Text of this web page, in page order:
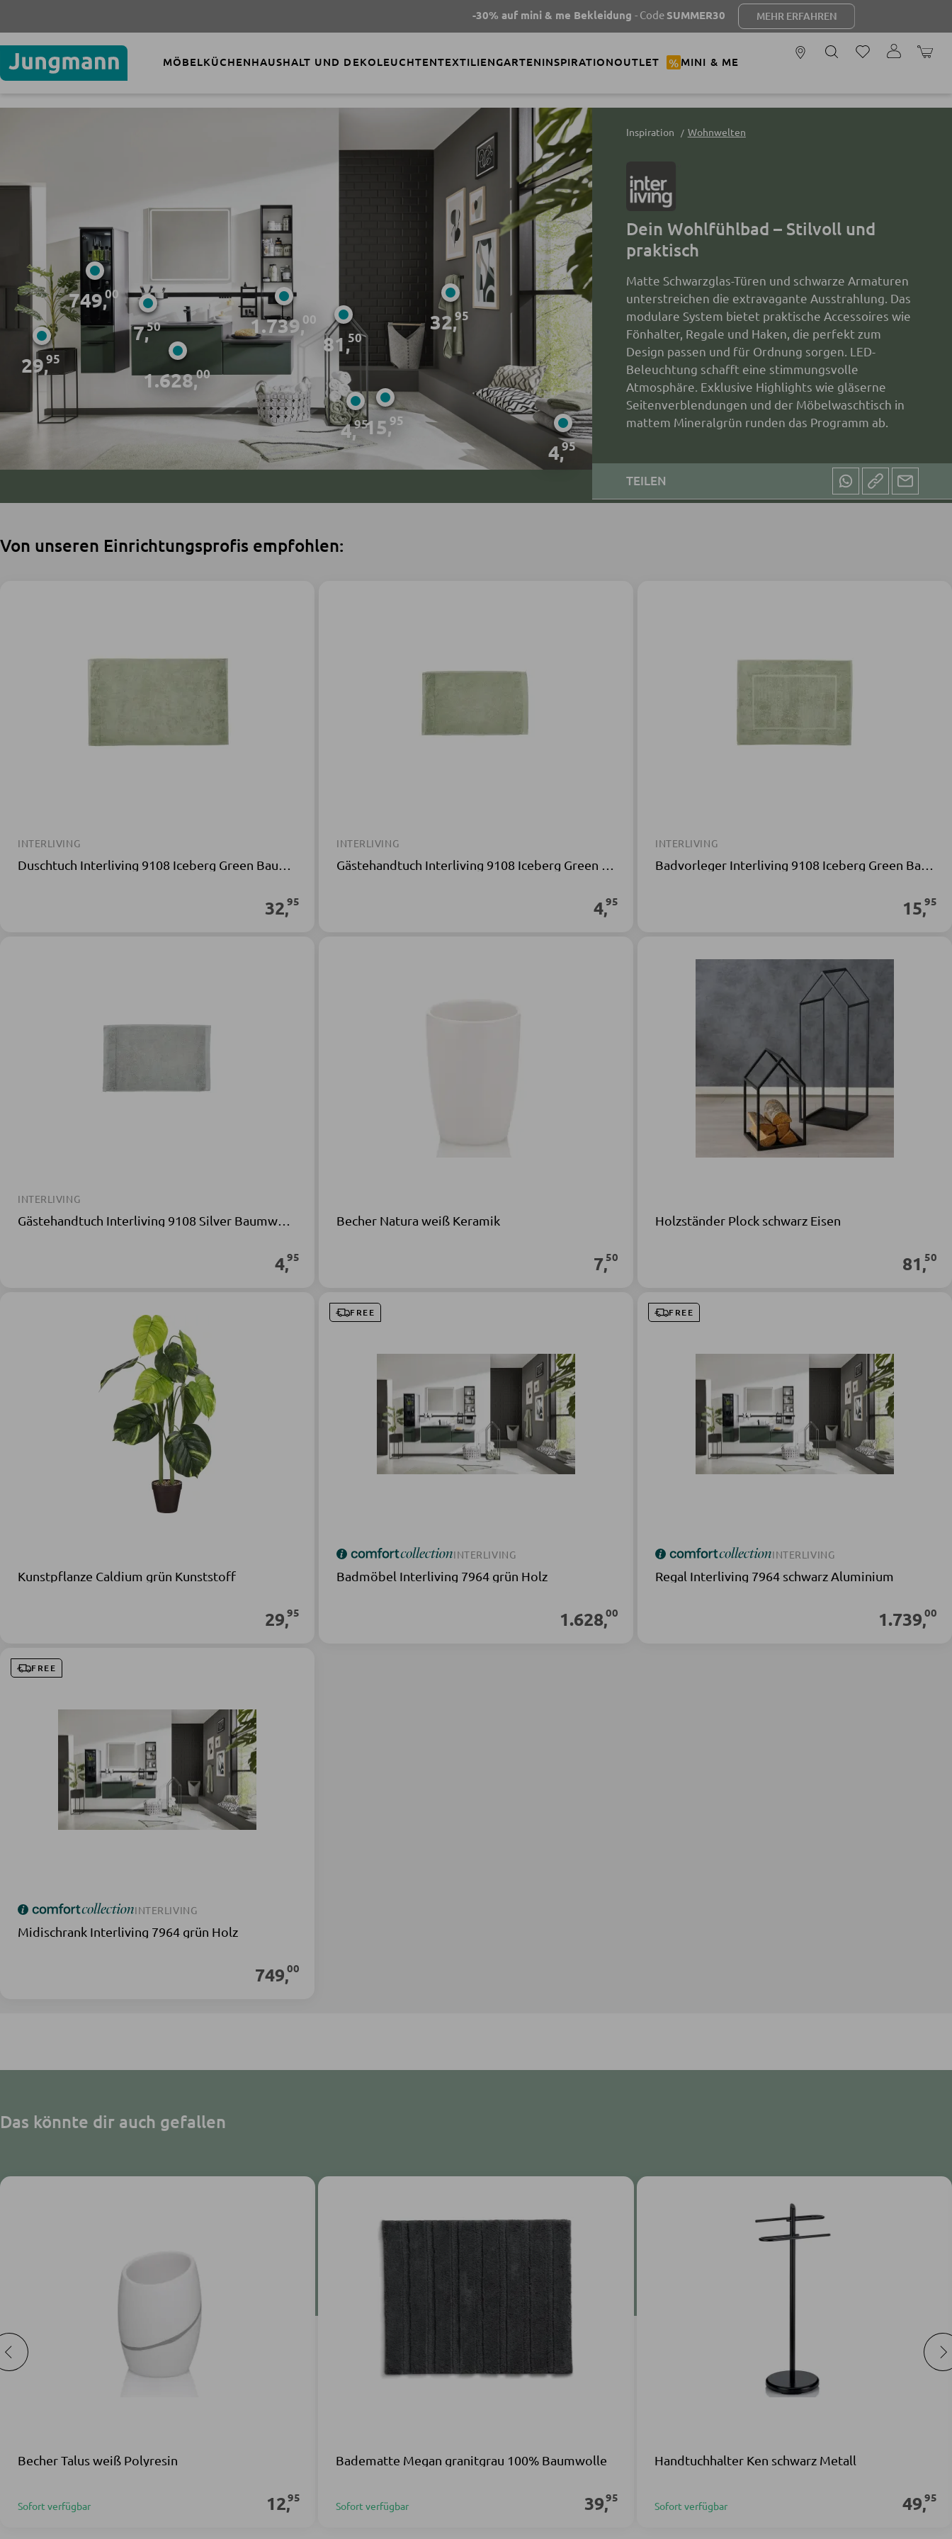
-30% auf mini & me Bekleidung- CodeSUMMER30 MEHR ERFAHREN
MÖBELKÜCHENHAUSHALT UND DEKOLEUCHTENTEXTILIENGARTENINSPIRATIONOUTLET % MINI & ME
32,95
4,9515,95
4,95
7,50
81,50
29,95
1.628,00
1.739,00
749,00
Inspiration Wohnwelten
Dein Wohlfühlbad – Stilvoll und
praktisch
Matte Schwarzglas-Türen und schwarze Armaturen
unterstreichen die extravagante Ausstrahlung. Das
modulare System bietet praktische Accessoires wie
Fönhalter, Regale und Haken, die perfekt zum
Design passen und für Ordnung sorgen. LED-
Beleuchtung schafft eine stimmungsvolle
Atmosphäre. Exklusive Highlights wie gläserne
Seitenverblendungen und der Möbelwaschtisch in
mattem Mineralgrün runden das Programm ab.
TEILEN
Von unseren Einrichtungsprofis empfohlen:
INTERLIVING
32,95
INTERLIVING
4,95
INTERLIVING
15,95
INTERLIVING
4,95
Becher Natura weiß Keramik
7,50
Holzständer Plock schwarz Eisen
81,50
Kunstpflanze Caldium grün Kunststoff
29,95
FREE
INTERLIVING
Badmöbel Interliving 7964 grün Holz
1.628,00
FREE
INTERLIVING
Regal Interliving 7964 schwarz Aluminium
1.739,00
FREE
INTERLIVING
Midischrank Interliving 7964 grün Holz
749,00
Das könnte dir auch gefallen
Becher Talus weiß Polyresin
Sofort verfügbar 12,95
Badematte Megan granitgrau 100% Baumwolle
Sofort verfügbar 39,95
Handtuchhalter Ken schwarz Metall
Sofort verfügbar 49,95